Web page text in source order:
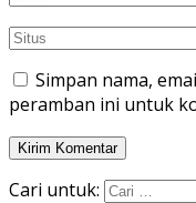
Simpan nama,
peramban ini untuk
Cari untuk: